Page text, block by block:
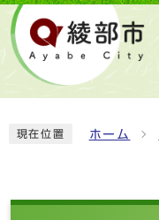
現在位置 ホーム